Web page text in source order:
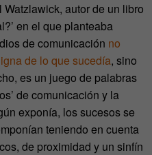
autor de un libro
en el que planteaba
de comunicación no
de lo que sucedía, sino
es un juego de palabras
de comunicación y la
exponía, los sucesos se
teniendo en cuenta
de proximidad y un sinfín